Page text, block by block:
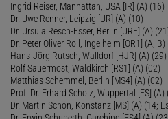
Ingrid Reiser, Manhattan, USA [IR] (A) (16)
Dr. Uwe Renner, Leipzig [UR] (A) (10)
Dr. Ursula Resch-Esser, Berlin [URE] (A)
Dr. Peter Oliver Roll, Ingelheim [OR1] (A, B)
Hans-Jörg Rutsch, Walldorf [HJR] (A) (29)
Rolf Sauermost, Waldkirch [RS1] (A) (02)
Matthias Schemmel, Berlin [MS4] (A) (02)
Prof. Dr. Erhard Scholz, Wuppertal [ES] (A)
Dr. Martin Schön, Konstanz [MS] (A) (14;